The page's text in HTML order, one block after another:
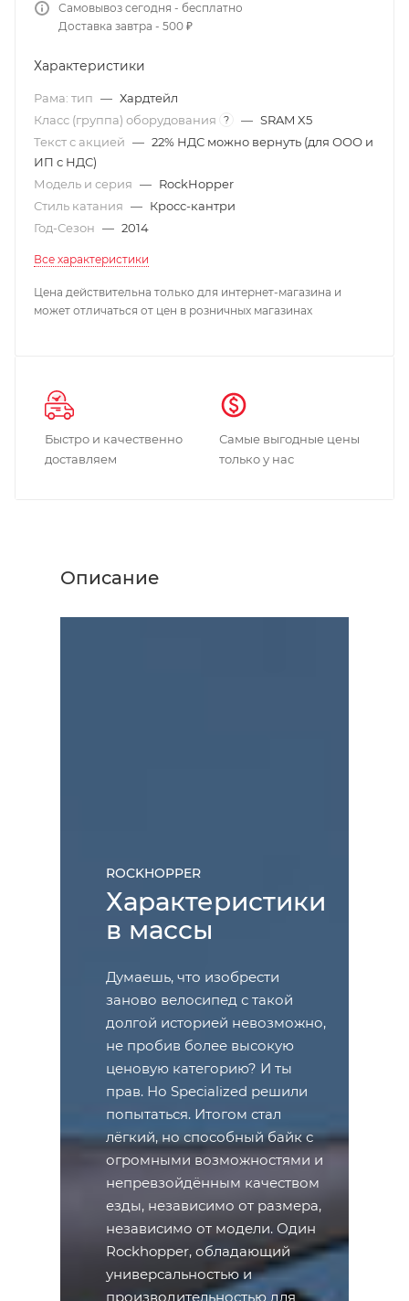
Самовывоз сегодня - бесплатно
Доставка завтра - 500 ₽
Характеристики
Рама: тип — Хардтейл
Класс (группа) оборудования
? — SRAM X5
Текст с акцией — 22% НДС можно вернуть (для ООО и
ИП с НДС)
Модель и серия — RockHopper
Стиль катания — Кросс-кантри
Год-Сезон — 2014
Все характеристики
Цена действительна только для интернет-магазина и
может отличаться от цен в розничных магазинах
Быстро и качественно
доставляем
Самые выгодные цены
только у нас
Описание
ROCKHOPPER
Характеристики
в массы
Думаешь, что изобрести
заново велосипед с такой
долгой историей невозможно,
не пробив более высокую
ценовую категорию? И ты
прав. Но Specialized решили
попытаться. Итогом стал
лёгкий, но способный байк с
огромными возможностями и
непревзойдённым качеством
езды, независимо от размера,
независимо от модели. Один
Rockhopper, обладающий
универсальностью и
производительностью для